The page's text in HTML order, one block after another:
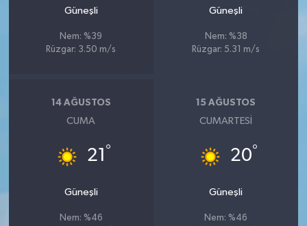
Güneşli
Nem: %39
Rüzgar: 3.50 m/s
Güneşli
Nem: %38
Rüzgar: 5.31 m/s
14 AĞUSTOS
CUMA
21 °
Güneşli
Nem: %46
15 AĞUSTOS
CUMARTESI
20°
Güneşli
Nem: %46